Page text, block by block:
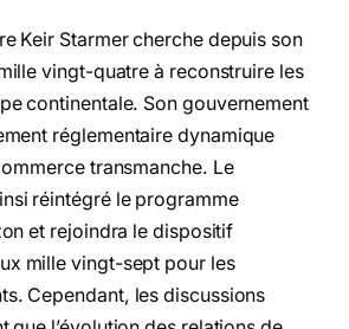
Keir Starmer cherche depuis son
vingt-quatre à reconstruire les
continentale. Son gouvernement
réglementaire dynamique
transmanche. Le
réintégré le programme
et rejoindra le dispositif
mille vingt-sept pour les
Cependant, les discussions